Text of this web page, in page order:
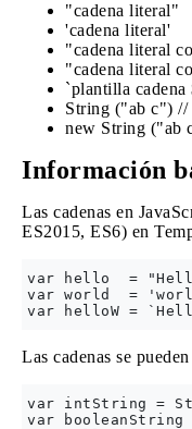
"cadena literal"
'cadena literal'
"cadena literal
"cadena literal
`plantilla
String ("ab c") //
new String ("ab
Información
Las cadenas en
ES2015, ES6) en
var hello  =
var world  =
Las cadenas se
var intString =
var